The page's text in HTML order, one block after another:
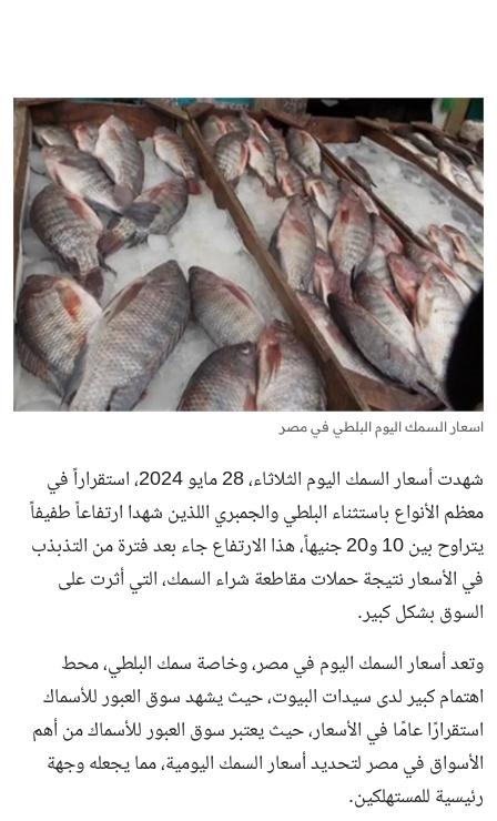
اسعار السمك اليوم البلطي في مصر
شهدت أسعار السمك اليوم الثلاثاء، 28 مايو 2024، استقراراً في
معظم الأنواع باستثناء البلطي والجمبري اللذين شهدا ارتفاعاً طفيفاً
يتراوح بين 10 و20 جنيهاً، هذا الارتفاع جاء بعد فترة من التذبذب
في الأسعار نتيجة حملات مقاطعة شراء السمك، التي أثرت على
السوق بشكل كبير.
وتعدأسعار السمك اليوم في مصر، وخاصة سمك البلطي، محط
اهتمام كبير لدى سيدات البيوت، حيث يشهد سوق العبور للأسماك
استقرارًا عامًا في الأسعار، حيث يعتبر سوق العبور للأسماك من أهم
الأسواق في مصر لتحديد أسعار السمك اليومية، مما يجعله وجهة
رئيسية للمستهلكين.